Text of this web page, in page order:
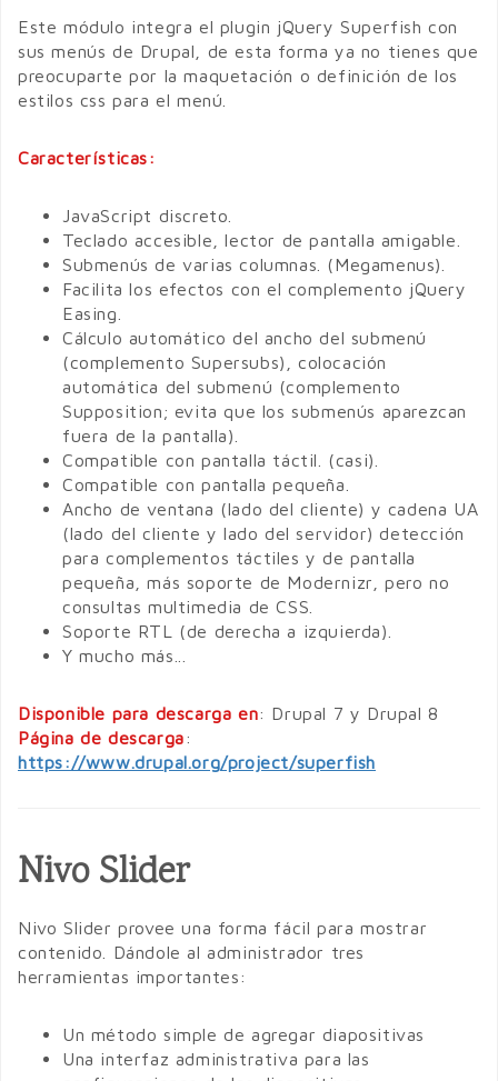
Este módulo integra el plugin jQuery Superfish con
sus menús de Drupal, de esta forma ya no tienes que
preocuparte por la maquetación o definición de los
estilos css para el menú.
Características:
JavaScript discreto.
Teclado accesible, lector de pantalla amigable.
Submenús de varias columnas. (Megamenus).
Facilita los efectos con el complemento jQuery
Easing.
Cálculo automático del ancho del submenú
(complemento Supersubs), colocación
automática del submenú (complemento
Supposition; evita que los submenús aparezcan
fuera de la pantalla).
Compatible con pantalla táctil. (casi).
Compatible con pantalla pequeña.
Ancho de ventana (lado del cliente) y cadena UA
(lado del cliente y lado del servidor) detección
para complementos táctiles y de pantalla
pequeña, más soporte de Modernizr, pero no
consultas multimedia de CSS.
Soporte RTL (de derecha a izquierda).
Y mucho más...
Disponible para descarga en: Drupal 7 y Drupal 8
Página de descarga:
https://www.drupal.org/project/superfish
Nivo Slider
Nivo Slider provee una forma fácil para mostrar
contenido. Dándole al administrador tres
herramientas importantes:
Un método simple de agregar diapositivas
Una interfaz administrativa para las